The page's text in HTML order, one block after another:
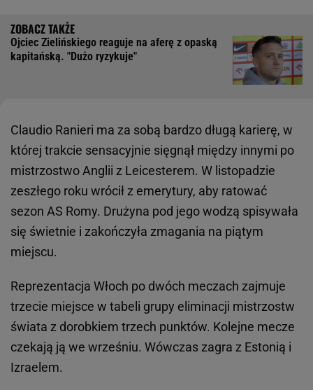
Ojciec Zielińskiego reaguje na aferę z opaską
kapitańską. "Dużo ryzykuje"
Claudio Ranieri ma za sobą bardzo długą karierę, w
której trakcie sensacyjnie sięgnął między innymi po
mistrzostwo Anglii z Leicesterem. W listopadzie
zeszłego roku wrócił z emerytury, aby ratować
sezon AS Romy. Drużyna pod jego wodzą spisywała
się świetnie i zakończyła zmagania na piątym
miejscu.
Reprezentacja Włoch po dwóch meczach zajmuje
trzecie miejsce w tabeli grupy eliminacji mistrzostw
świata z dorobkiem trzech punktów. Kolejne mecze
czekają ją we wrześniu. Wówczas zagra z Estonią i
Izraelem.